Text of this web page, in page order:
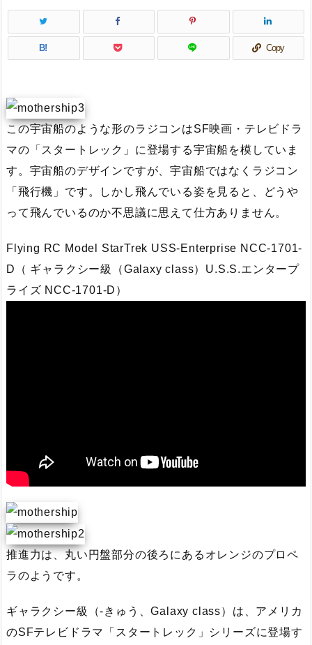
B! Copy
この宇宙船のような形のラジコンはSF映画・テレビドラ
マの「スタートレック」に登場する宇宙船を模していま
す。宇宙船のデザインですが、宇宙船ではなくラジコン
「飛行機」です。しかし飛んでいる姿を見ると、どうや
って飛んでいるのか不思議に思えて仕方ありません。
Flying RC Model StarTrek USS-Enterprise NCC-1701-
D（ ギャラクシー級（Galaxy class）U.S.S.エンタープ
ライズ NCC-1701-D）
推進力は、丸い円盤部分の後ろにあるオレンジのプロペ
ラのようです。
ギャラクシー級（-きゅう、Galaxy class）は、アメリカ
のSFテレビドラマ「スタートレック」シリーズに登場す